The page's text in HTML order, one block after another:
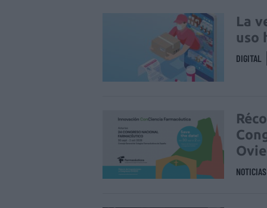
La
uso
DIGITAL